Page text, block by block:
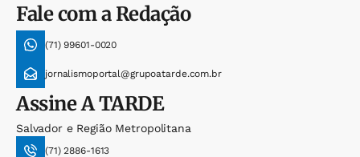
Fale com a Redação
(71) 99601-0020
jornalismoportal@grupoatarde.com.br
AssineA TARDE
Salvador e Região Metropolitana
(71) 2886-1613